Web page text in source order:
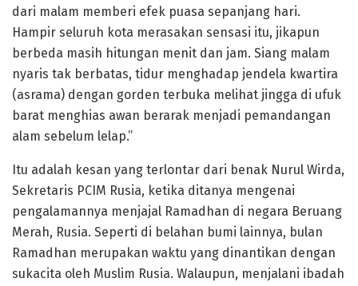
dari malam memberi efek puasa sepanjang hari.
Hampir seluruh kota merasakan sensasi itu, jikapun
berbeda masih hitungan menit dan jam. Siang malam
nyaris tak berbatas, tidur menghadap jendela kwartira
(asrama) dengan gorden terbuka melihat jingga di ufuk
barat menghias awan berarak menjadi pemandangan
alam sebelum lelap.”
Itu adalah kesan yang terlontar dari benak Nurul Wirda,
Sekretaris PCIM Rusia, ketika ditanya mengenai
pengalamannya menjajal Ramadhan di negara Beruang
Merah, Rusia. Seperti di belahan bumi lainnya, bulan
Ramadhan merupakan waktu yang dinantikan dengan
sukacita oleh Muslim Rusia. Walaupun, menjalani ibadah